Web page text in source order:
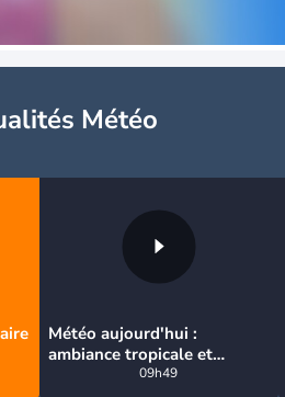
Météo
Météo aujourd'hui :
ambiance tropicale et
orageuse ce dimanche
09h49